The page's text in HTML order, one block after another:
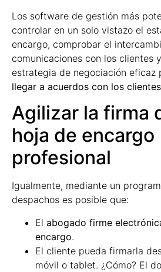
Los software de gestión más
controlar en un solo vistazo el
encargo, comprobar el
comunicaciones con los clientes
estrategia de negociación eficaz
llegar a acuerdos con los clientes
Agilizar la firma
hoja de encargo
profesional
Igualmente, mediante un
despachos es posible que:
El abogado firme
encargo.
El cliente pueda firmarla
móvil o tablet. ¿Cómo? El